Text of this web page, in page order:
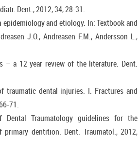
Dent., 2012, 34, 28-31.
epidemiology and etiology. In: Textbook and
J.O., Andreasen F.M., Andersson L.,
– a 12 year review of the literature. Dent.
traumatic dental injuries. I. Fractures and
71.
Traumatology guidelines for the
dentition. Dent. Traumatol., 2012,